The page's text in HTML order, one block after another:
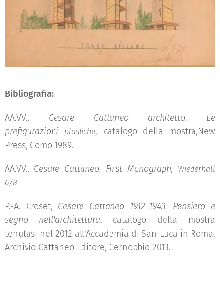
Bibliografia:
AA.VV., Cesare Cattaneo architetto. Le
prefigurazioni
plastiche, catalogo della mostra,New
Press, Como 1989.
AA.VV., Cesare Cattaneo. First Monograph,
Wiederhall
6/8
P.-A. Croset, Cesare Cattaneo 1912_1943. Pensiero e
segno nell'architettura, catalogo della mostra
tenutasi nel 2012 all'Accademia di San Luca in Roma,
Archivio Cattaneo Editore, Cernobbio 2013.